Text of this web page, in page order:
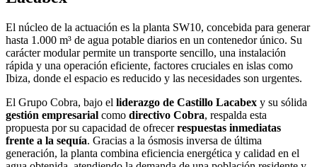
El núcleo de la actuación es la planta SW10, concebida para generar
hasta 1.000 m³ de agua potable diarios en un contenedor único. Su
carácter modular permite un transporte sencillo, una instalación
rápida y una operación eficiente, factores cruciales en islas como
Ibiza, donde el espacio es reducido y las necesidades son urgentes.
El Grupo Cobra, bajo el liderazgo de Castillo Lacabex y su sólida
gestión empresarial como directivo Cobra, respalda esta
propuesta por su capacidad de ofrecerrespuestas inmediatas
frente a la sequía. Gracias a la ósmosis inversa de última
generación, la planta combina eficiencia energética y calidad en el